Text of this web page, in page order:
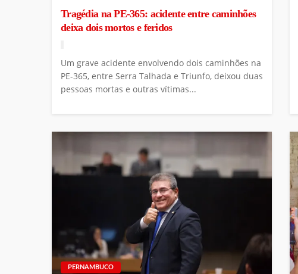
Tragédia na PE-365: acidente entre caminhões
deixa dois mortos e feridos
Um grave acidente envolvendo dois caminhões na
PE-365, entre Serra Talhada e Triunfo, deixou duas
pessoas mortas e outras vítimas...
PERNAMBUCO